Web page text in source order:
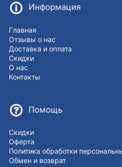
Информация
Главная
Отзывы о нас
Доставка и оплата
Скидки
О нас
Контакты
Помощь
Скидки
Оферта
Политика обработки
Обмен и возврат